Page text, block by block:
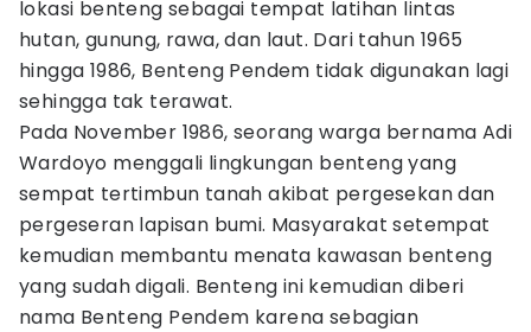
lokasi benteng sebagai tempat latihan lintas
hutan, gunung, rawa, dan laut. Dari tahun 1965
hingga 1986, Benteng Pendem tidak digunakan lagi
sehingga tak terawat.
Pada November 1986, seorang warga bernama Adi
Wardoyo menggali lingkungan benteng yang
sempat tertimbun tanah akibat pergesekan dan
pergeseran lapisan bumi. Masyarakat setempat
kemudian membantu menata kawasan benteng
yang sudah digali. Benteng ini kemudian diberi
nama Benteng Pendem karena sebagian